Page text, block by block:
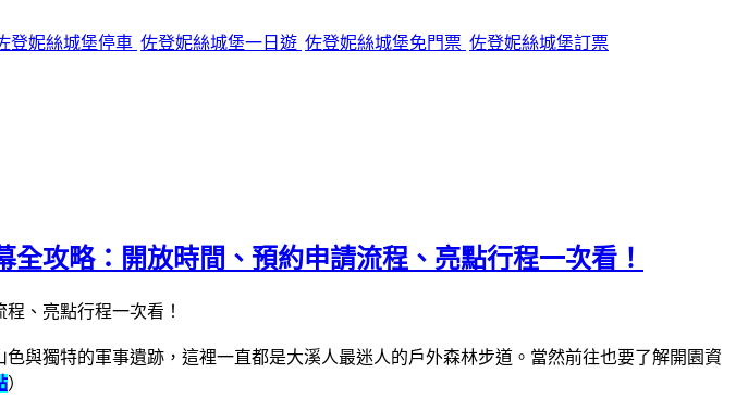
登妮絲城堡停車 佐登妮絲城堡一日遊 佐登妮絲城堡免門票 佐登妮絲城堡訂票
攻略：開放時間、預約申請流程、亮點行程一次看！
與獨特的軍事遺跡，這裡一直都是大溪人最迷人的戶外森林步道。當然前往也要了解開園資
）